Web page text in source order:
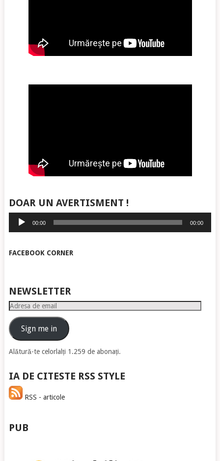
DOAR UN AVERTISMENT !
Player
audio
00:00 00:00
FACEBOOK CORNER
NEWSLETTER
Adresa
emailSign me in
Alătură-te celorlalți 1.259 de abonați.
IA DE CITESTE RSS STYLE
RSS - articole
PUB